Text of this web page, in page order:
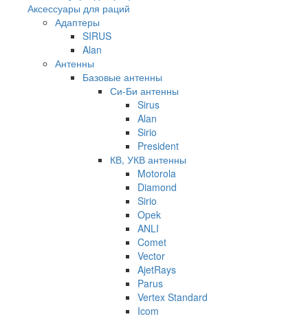
Аксессуары для раций
Адаптеры
SIRUS
Alan
Антенны
Базовые антенны
Си-Би антенны
Sirus
Alan
Sirio
President
КВ, УКВ антенны
Motorola
Diamond
Sirio
Opek
ANLI
Comet
Vector
AjetRays
Parus
Vertex Standard
Icom